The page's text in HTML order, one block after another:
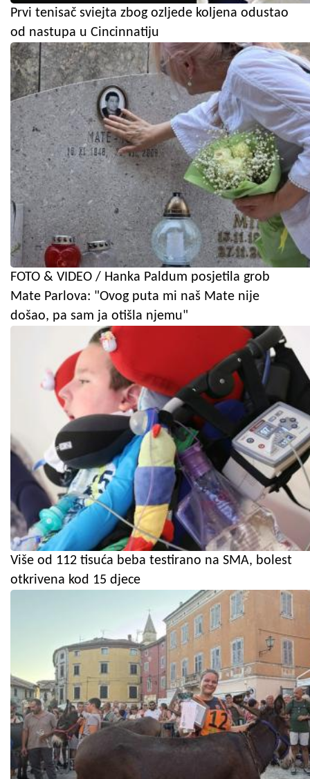
Prvi tenisač sviejta zbog ozljede koljena odustao
od nastupa u Cincinnatiju
FOTO & VIDEO / Hanka Paldum posjetila grob
Mate Parlova: "Ovog puta mi naš Mate nije
došao, pa sam ja otišla njemu"
Više od 112 tisuća beba testirano na SMA, bolest
otkrivena kod 15 djece